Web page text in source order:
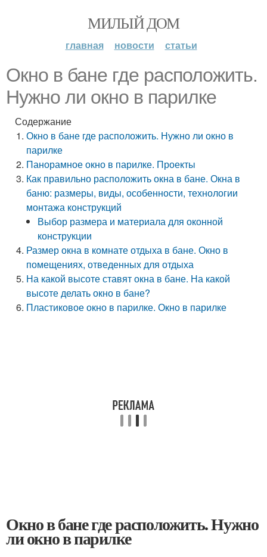
МИЛЫЙ ДОМ
главная новости статьи
Окно в бане где расположить.
Нужно ли окно в парилке
Содержание
Окно в бане где расположить. Нужно ли окно в
парилке
Панорамное окно в парилке. Проекты
Как правильно расположить окна в бане. Окна в
баню: размеры, виды, особенности, технологии
монтажа конструкций
Выбор размера и материала для оконной
конструкции
Размер окна в комнате отдыха в бане. Окно в
помещениях, отведенных для отдыха
На какой высоте ставят окна в бане. На какой
высоте делать окно в бане?
Пластиковое окно в парилке. Окно в парилке
Окно в бане где расположить. Нужно
ли окно в парилке